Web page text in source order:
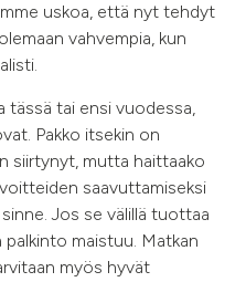
uskoa, että nyt tehdyt
vahvempia, kun
tässä tai ensi vuodessa,
Pakko itsekin on
siirtynyt, mutta haittaako
saavuttamiseksi
Jos se välillä tuottaa
palkinto maistuu. Matkan
myös hyvät